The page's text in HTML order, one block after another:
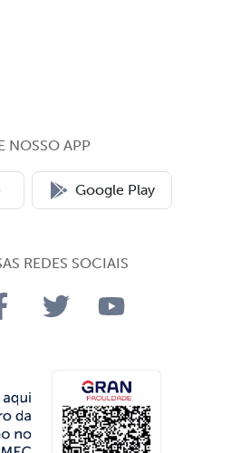
NOSSO APP
Google Play
REDES SOCIAIS